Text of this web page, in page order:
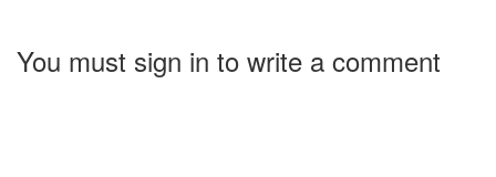
You must sign in to write a comment